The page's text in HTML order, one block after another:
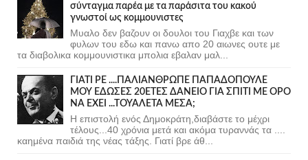
σύνταγμα παρέα με τα παράσιτα του κακού
γνωστοί ως κομμουνιστες
Μυαλο δεν βαζουν οι δουλοι του Γιαχβε και των
φυλων του εδω και πανω απο 20 αιωνες ουτε με
τα διαβολικα κομμουνιστικα μπολια εβαλαν μαλ...
ΓΙΑΤΙ ΡΕ ....ΠΑΛΙΑΝΘΡΩΠΕ ΠΑΠΑΔΟΠΟΥΛΕ
ΜΟΥ ΕΔΩΣΕΣ 20ΕΤΕΣ ΔΑΝΕΙΟ ΓΙΑ ΣΠΙΤΙ ΜΕ ΟΡΟ
ΝΑ ΕΧΕΙ ...ΤΟΥΑΛΕΤΑ ΜΕΣΑ;
Η επιστολή ενός Δημοκράτη,διαβάστε το μέχρι
τέλους...40 χρόνια μετά και ακόμα τυραννάς τα ....
καημένα παιδιά της νέας τάξης. Γιατί βρε άθ...